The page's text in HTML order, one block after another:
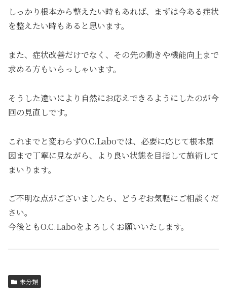
しっかり根本から整えたい時もあれば、まずは今ある症状
を整えたい時もあると思います。
また、症状改善だけでなく、その先の動きや機能向上まで
求める方もいらっしゃいます。
そうした違いにより自然にお応えできるようにしたのが今
回の見直しです。
これまでと変わらずO.C.Laboでは、必要に応じて根本原
因まで丁寧に見ながら、より良い状態を目指して施術して
まいります。
ご不明な点がございましたら、どうぞお気軽にご相談くだ
さい。
今後ともO.C.Laboをよろしくお願いいたします。
未分類